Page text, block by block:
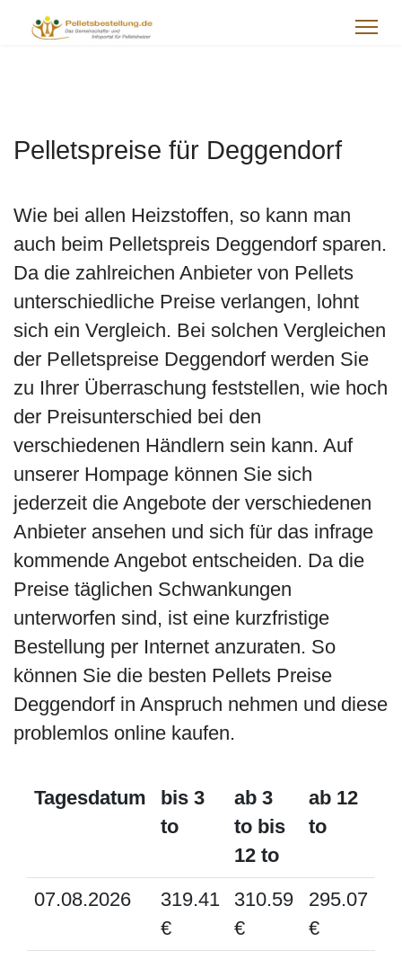
Pelletspreise für Deggendorf
Wie bei allen Heizstoffen, so kann man
auch beim Pelletspreis Deggendorf sparen.
Da die zahlreichen Anbieter von Pellets
unterschiedliche Preise verlangen, lohnt
sich ein Vergleich. Bei solchen Vergleichen
der Pelletspreise Deggendorf werden Sie
zu Ihrer Überraschung feststellen, wie hoch
der Preisunterschied bei den
verschiedenen Händlern sein kann. Auf
unserer Hompage können Sie sich
jederzeit die Angebote der verschiedenen
Anbieter ansehen und sich für das infrage
kommende Angebot entscheiden. Da die
Preise täglichen Schwankungen
unterworfen sind, ist eine kurzfristige
Bestellung per Internet anzuraten. So
können Sie die besten Pellets Preise
Deggendorf in Anspruch nehmen und diese
problemlos online kaufen.
Tagesdatum
bis 3
to
ab 3
to bis
12 to
ab 12
to
07.08.2026
319.41
€
310.59
€
295.07
€